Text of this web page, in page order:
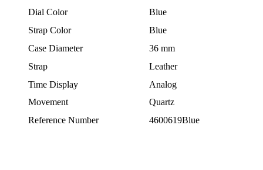
Dial Color
Blue
Strap Color
Blue
Case Diameter
36 mm
Strap
Leather
Time Display
Analog
Movement
Quartz
Reference Number
4600619Blue